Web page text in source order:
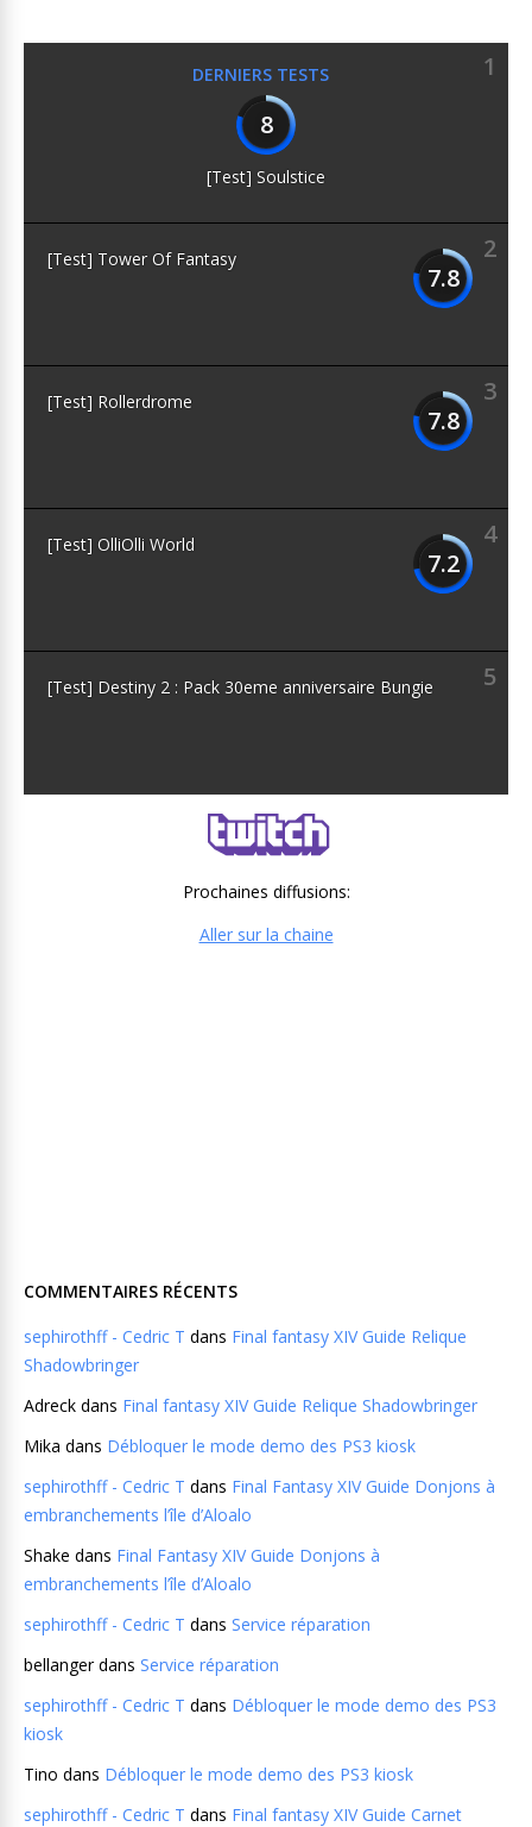
DERNIERS TESTS
1
8
[Test] Soulstice
2
7.8
[Test] Tower Of Fantasy
3
7.8
[Test] Rollerdrome
4
7.2
[Test] OlliOlli World
5
[Test] Destiny 2 : Pack 30eme anniversaire Bungie
Prochaines diffusions:
Aller sur la chaine
COMMENTAIRES RÉCENTS
sephirothff - Cedric T dans Final fantasy XIV Guide Relique
Shadowbringer
Adreck dans Final fantasy XIV Guide Relique Shadowbringer
Mika dans Débloquer le mode demo des PS3 kiosk
sephirothff - Cedric T dans Final Fantasy XIV Guide Donjons à
embranchements l’île d’Aloalo
Shake dans Final Fantasy XIV Guide Donjons à
embranchements l’île d’Aloalo
sephirothff - Cedric T dans Service réparation
bellangerdans Service réparation
sephirothff - Cedric T dans Débloquer le mode demo des PS3
kiosk
Tino dans Débloquer le mode demo des PS3 kiosk
sephirothff - Cedric T dans Final fantasy XIV Guide Carnet